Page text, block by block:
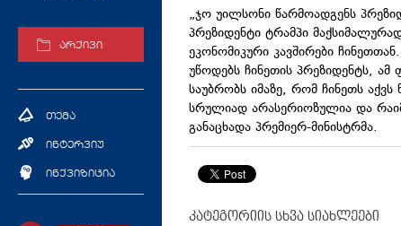
არქივი
თემა
ინტერვიუ
ინქვიზიცია
„ჯო უილსონი წარმოადგენს
პრეზიდენტი ტრამპი
ეკონომიკური კავშირები
უწოდებს ჩინეთის პრეზიდენტს,
საუბრობს იმაზე, რომ ჩინეთს აქვს
სრულიად არასერიოზულია და
განაცხადა პრემიერ-მინისტრმა.
კატეგორიის სხვა სიახლეები